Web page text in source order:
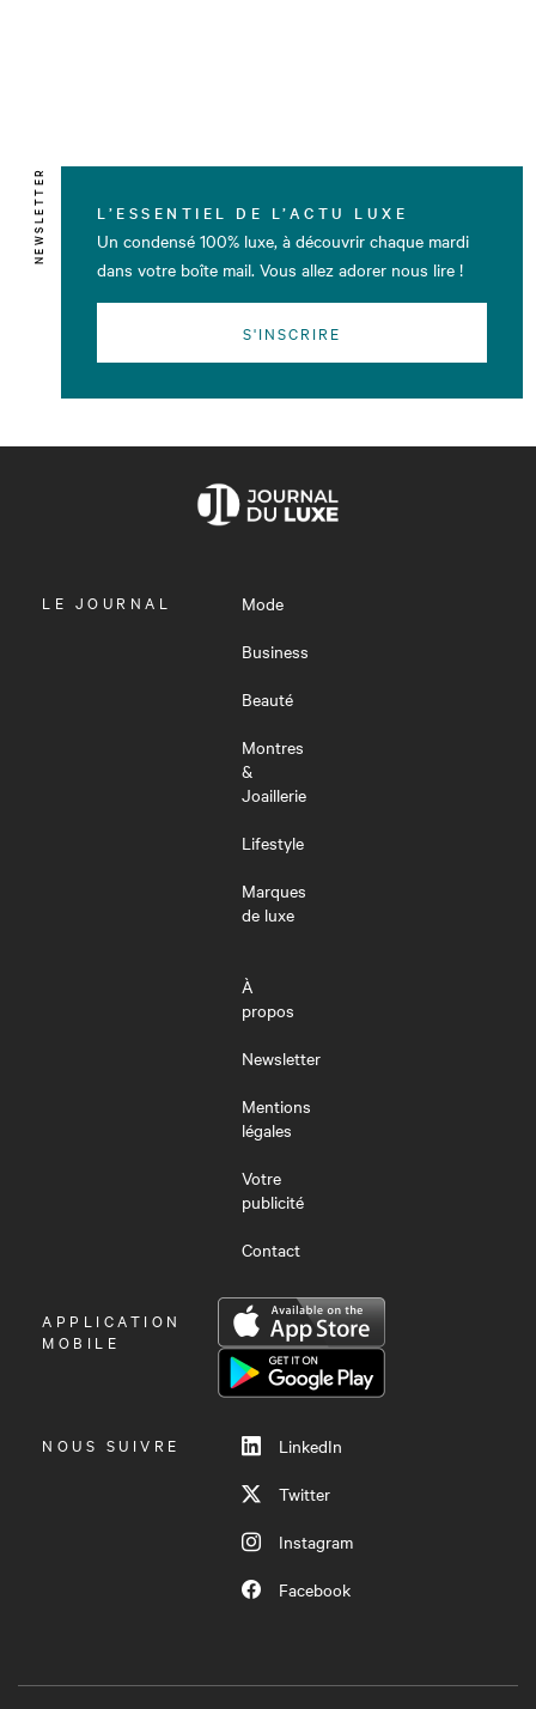
NEWSLETTER L’ESSENTIEL DE L’ACTU LUXE
Un condensé 100% luxe, à découvrir chaque mardi
dans votre boîte mail. Vous allez adorer nous lire !
S'INSCRIRE
OUVRIR
LE JOURNAL
Mode
Business
Beauté
Montres
&
Joaillerie
Lifestyle
Marques
de luxe
À
propos
Newsletter
Mentions
légales
Votre
publicité
Contact
OUVRIR
LE
APPLICATION
MOBILE
NOUS SUIVRE
LinkedIn
Twitter
Instagram
Facebook